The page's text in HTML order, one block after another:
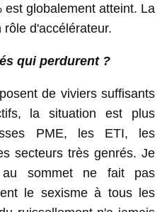
globalement atteint. La
d'accélérateur.
qui perdurent ?
de viviers suffisants
la situation est plus
PME, les ETI, les
secteurs très genrés. Je
sommet ne fait pas
le sexisme à tous les